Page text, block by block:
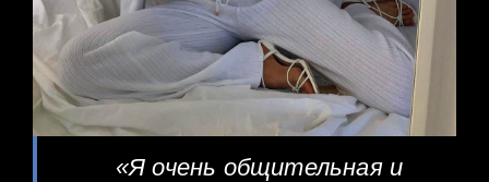
«Я очень общительная и